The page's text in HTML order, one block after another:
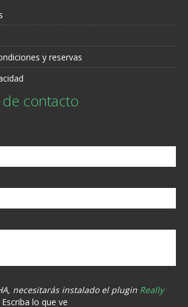
y reservas
contacto
necesitarás instalado el plugin Really
Escriba lo que ve